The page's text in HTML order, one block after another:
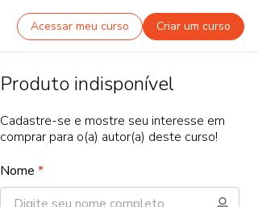
Acessar meu curso Criar um curso
Produto indisponível
Cadastre-se e mostre seu interesse em
comprar para o(a) autor(a) deste curso!
Nome *